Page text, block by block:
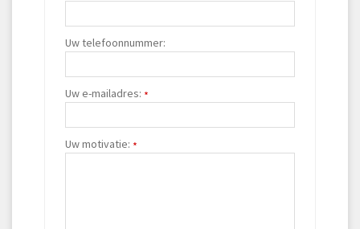
Uw telefoonnummer:
Uw e-mailadres: *
Uw motivatie: *